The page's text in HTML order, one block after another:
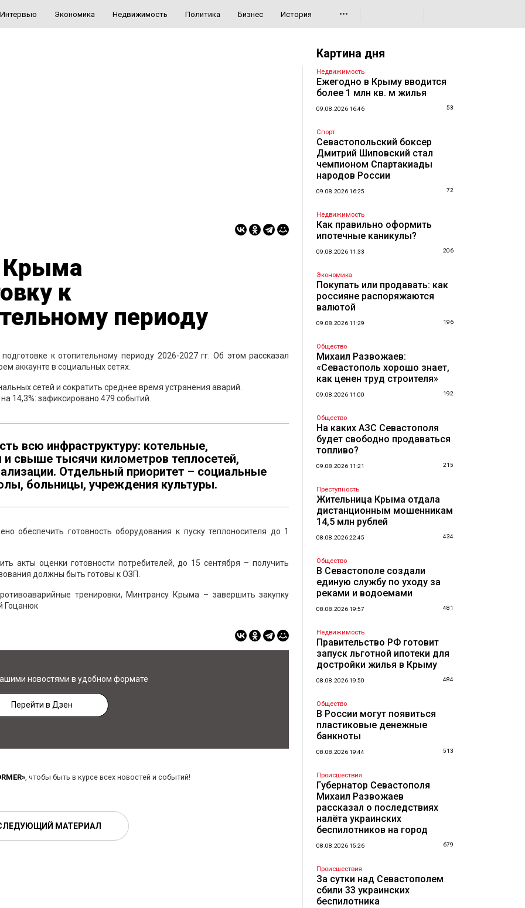
Интервью Экономика Недвижимость Политика Бизнес История •••
Крыма
к
периоду
к отопительному периоду 2026-2027 гг. Об этом рассказал
аккаунте в социальных сетях.
сетей и сократить среднее время устранения аварий.
14,3%: зафиксировано 479 событий.
всю инфраструктуру: котельные,
свыше тысячи километров теплосетей,
Отдельный приоритет – социальные
больницы, учреждения культуры.
обеспечить готовность оборудования к пуску теплоносителя до 1
акты оценки готовности потребителей, до 15 сентября – получить
должны быть готовы к ОЗП.
тренировки, Минтрансу Крыма – завершить закупку
Гоцанюк
новостями в удобном формате
Перейти в Дзен
, чтобы быть в курсе всех новостей и событий!
МАТЕРИАЛ
Картина дня
Недвижимость
Ежегодно в Крыму вводится
более 1 млн кв. м жилья
09.08.2026 16:46 53
Спорт
Севастопольский боксер
Дмитрий Шиповский стал
чемпионом Спартакиады
народов России
09.08.2026 16:25 72
Недвижимость
Как правильно оформить
ипотечные каникулы?
09.08.2026 11:33 206
Экономика
Покупать или продавать: как
россияне распоряжаются
валютой
09.08.2026 11:29 196
Общество
Михаил Развожаев:
«Севастополь хорошо знает,
как ценен труд строителя»
09.08.2026 11:00 192
Общество
На каких АЗС Севастополя
будет свободно продаваться
топливо?
09.08.2026 11:21 215
Преступность
Жительница Крыма отдала
дистанционным мошенникам
14,5 млн рублей
08.08.2026 22:45 434
Общество
В Севастополе создали
единую службу по уходу за
реками и водоемами
08.08.2026 19:57 481
Недвижимость
Правительство РФ готовит
запуск льготной ипотеки для
достройки жилья в Крыму
08.08.2026 19:50 484
Общество
В России могут появиться
пластиковые денежные
банкноты
08.08.2026 19:44 513
Происшествия
Губернатор Севастополя
Михаил Развожаев
рассказал о последствиях
налёта украинских
беспилотников на город
08.08.2026 15:26 679
Происшествия
За сутки над Севастополем
сбили 33 украинских
беспилотника